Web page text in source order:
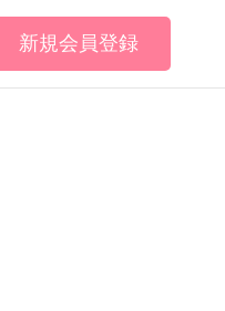
新規会員登録